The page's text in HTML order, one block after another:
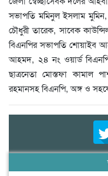
সভাপতি মমিনুল ইসলাম
চৌধুরী তারেক, সাবেক
বিএনপির সভাপতি শোয়াইব
আহমদ, ২৪ নং ওয়ার্ড
ছাত্রনেতা মোস্তফা কামাল
রহমানসহ বিএনপি, অঙ্গ ও